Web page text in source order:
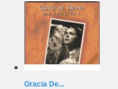
Gracia De...